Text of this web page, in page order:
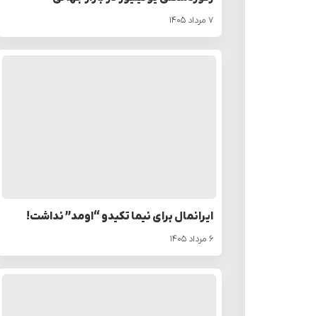
۷ مرداد ۱۴۰۵
ایرانمال برای نیما تکیدو “اومد” نداشت!
۶ مرداد ۱۴۰۵